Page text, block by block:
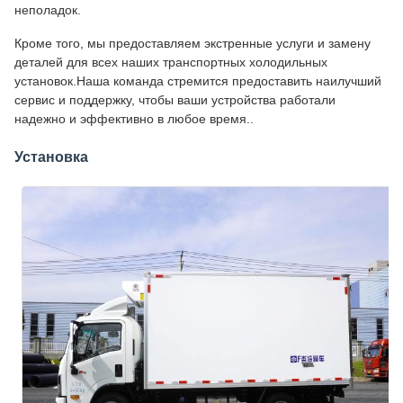
неполадок.
Кроме того, мы предоставляем экстренные услуги и замену
деталей для всех наших транспортных холодильных
установок.Наша команда стремится предоставить наилучший
сервис и поддержку, чтобы ваши устройства работали
надежно и эффективно в любое время..
Установка